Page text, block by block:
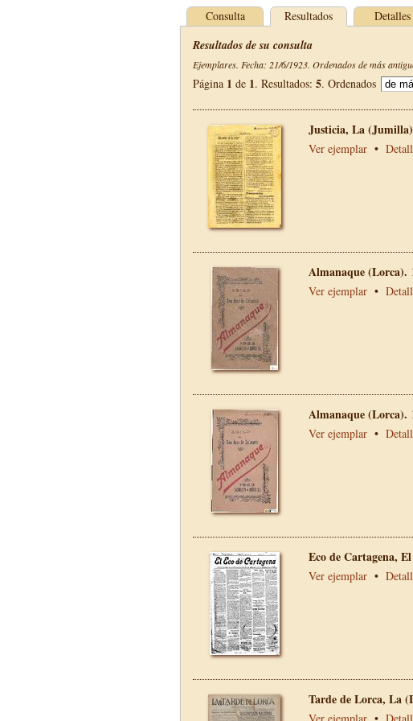
Consulta Resultados Detalles
Resultados de su consulta
Ejemplares. Fecha: 21/6/1923. Ordenados de más
Página 1 de 1. Resultados: 5. Ordenados
Justicia, La
Ver ejemplar •
Almanaque (Lorca).
Ver ejemplar •
Almanaque (Lorca).
Ver ejemplar •
Eco de Cartagena,
Ver ejemplar •
Tarde de Lorca, La